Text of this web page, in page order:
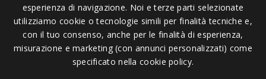
Pagamenti Accettati
esperienza di navigazione. Noi e terze parti selezionate
utilizziamo cookie o tecnologie simili per finalità tecniche e,
con il tuo consenso, anche per le finalità di esperienza,
misurazione e marketing (con annunci personalizzati) come
specificato nella cookie policy.